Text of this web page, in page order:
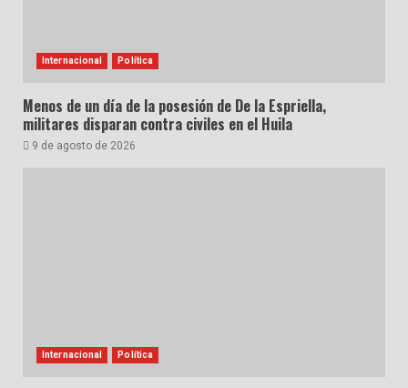
Internacional Política
Menos de un día de la posesión de De la Espriella,
militares disparan contra civiles en el Huila
9 de agosto de 2026
Internacional Política